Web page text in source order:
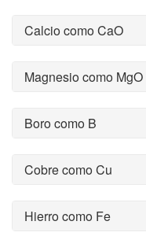
Calcio como CaO
Magnesio como MgO
Boro como B
Cobre como Cu
Hierro como Fe